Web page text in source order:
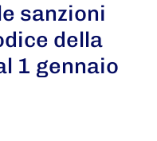
sanzioni
della
1 gennaio